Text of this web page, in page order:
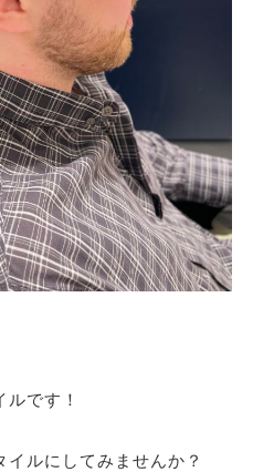
です！
ルにしてみませんか？